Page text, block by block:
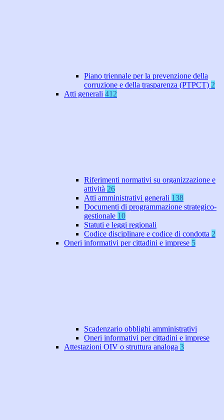
Piano triennale per la prevenzione della
corruzione e della trasparenza (PTPCT) 2
Atti generali 412
Riferimenti normativi su organizzazione e
attività 26
Atti amministrativi generali 138
Documenti di programmazione strategico-
gestionale 10
Statuti e leggi regionali
Codice disciplinare e codice di condotta 2
Oneri informativi per cittadini e imprese 5
Scadenzario obblighi amministrativi
Oneri informativi per cittadini e imprese
Attestazioni OIV o struttura analoga 3